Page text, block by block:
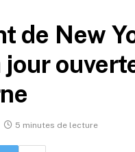
de New
5 minutes de lecture